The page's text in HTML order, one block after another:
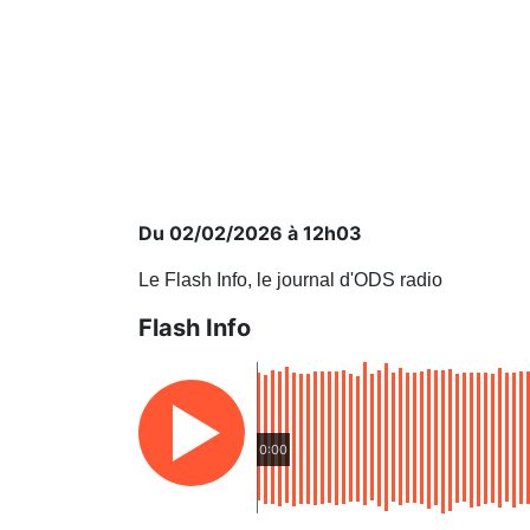
Du 02/02/2026 à 12h03
Le Flash Info, le journal d'ODS radio
Flash Info
0:00